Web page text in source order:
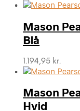
Mason
Blå
1.194,95 kr.
Mason
Hvid